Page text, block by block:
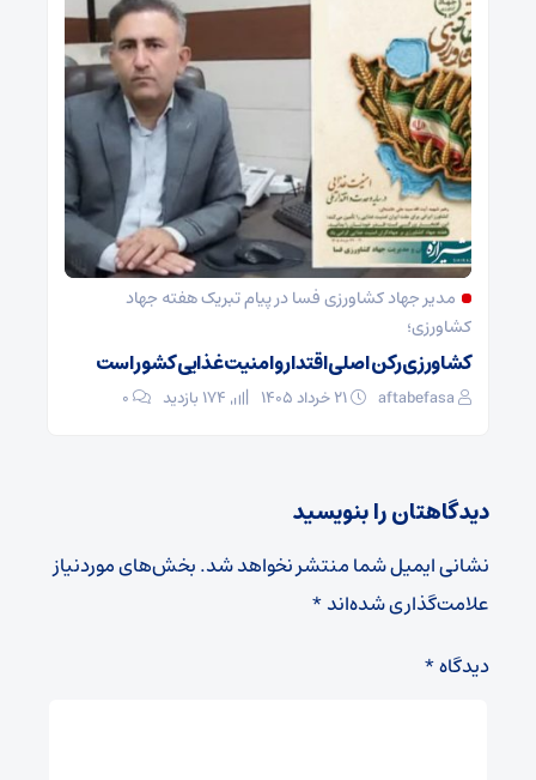
مدیر جهاد کشاورزی فسا در پیام تبریک هفته جهاد
کشاورزی؛
کشاورزی رکن اصلی اقتدار و امنیت غذایی کشور است
aftabefasa ۰
دیدگاهتان را بنویسید
نشانی ایمیل شما منتشر نخواهد شد.بخش‌های موردنیاز
علامت‌گذاری شده‌اند*
دیدگاه*